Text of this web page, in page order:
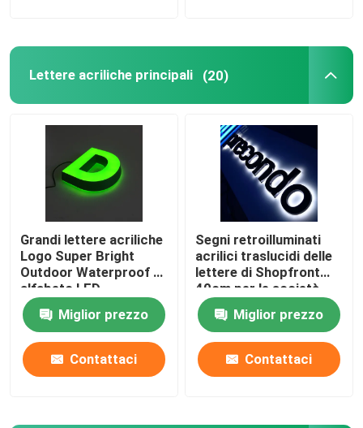
Lettere acriliche principali (20)
Grandi lettere acriliche
Logo Super Bright
Outdoor Waterproof di
alfabeto LED
Miglior prezzo
Contattaci
Segni retroilluminati
acrilici traslucidi delle
lettere di Shopfront
40cm per le società
Miglior prezzo
Contattaci